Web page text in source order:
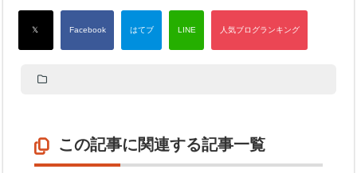
この記事に関連する記事一覧